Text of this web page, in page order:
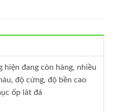
đang còn hàng, nhiều
độ cứng, độ bền cao
ốp lát đá